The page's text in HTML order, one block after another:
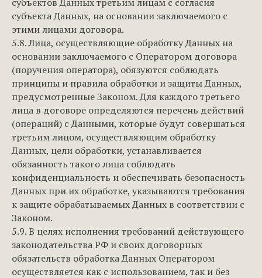
субъекта Данных, на основании заключаемого с
этими лицами договора.
5.8. Лица, осуществляющие обработку Данных на
основании заключаемого с Оператором договора
(поручения оператора), обязуются соблюдать
принципы и правила обработки и защиты Данных,
предусмотренные Законом. Для каждого третьего
лица в договоре определяются перечень действий
(операций) с Данными, которые будут совершаться
третьим лицом, осуществляющим обработку
Данных, цели обработки, устанавливается
обязанность такого лица соблюдать
конфиденциальность и обеспечивать безопасность
Данных при их обработке, указываются требования
к защите обрабатываемых Данных в соответствии с
Законом.
5.9. В целях исполнения требований действующего
законодательства РФ и своих договорных
обязательств обработка Данных Оператором
осуществляется как с использованием, так и без